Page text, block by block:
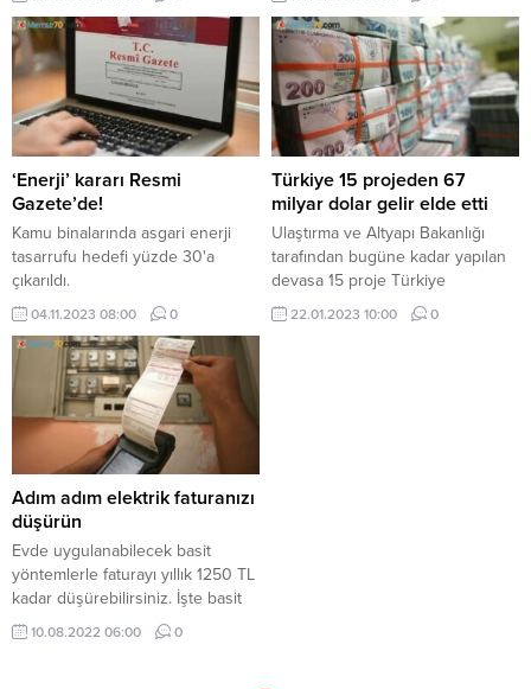
Türk Ticaret Kanunu ile Bazı
Kanunlarda Değişiklik Yapılması
Hakkında Kanun Teklifi'nin ilk 3
maddesi kabul edildi.
ve araç kiralamayacak.
‘Enerji’ kararı Resmi
Gazete’de!
Kamu binalarında asgari enerji
tasarrufu hedefi yüzde 30'a
çıkarıldı.
04.11.2023 08:00 0
Türkiye 15 projeden 67
milyar dolar gelir elde etti
Ulaştırma ve Altyapı Bakanlığı
tarafından bugüne kadar yapılan
devasa 15 proje Türkiye
ekonomisine 67 milyar dolar
katkıda bulundu.
22.01.2023 10:00 0
Adım adım elektrik faturanızı
düşürün
Evde uygulanabilecek basit
yöntemlerle faturayı yıllık 1250 TL
kadar düşürebilirsiniz. İşte basit
verimlilik ipuçları... LAMBALARLA
TASARRUF ...
10.08.2022 06:00 0